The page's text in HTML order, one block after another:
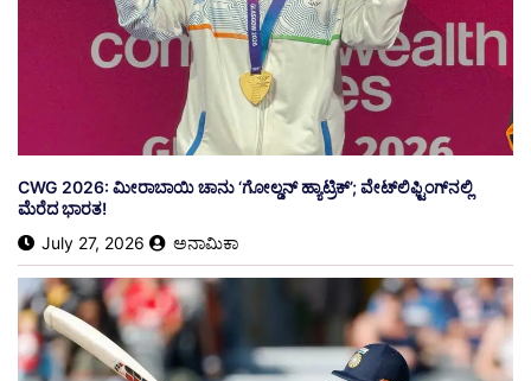
​CWG 2026: ಮೀರಾಬಾಯಿ ಚಾನು ‘ಗೋಲ್ಡನ್ ಹ್ಯಾಟ್ರಿಕ್’; ವೇಟ್‌ಲಿಫ್ಟಿಂಗ್‌ನಲ್ಲಿ
ಮೆರೆದ ಭಾರತ!
July 27, 2026
ಅನಾಮಿಕಾ